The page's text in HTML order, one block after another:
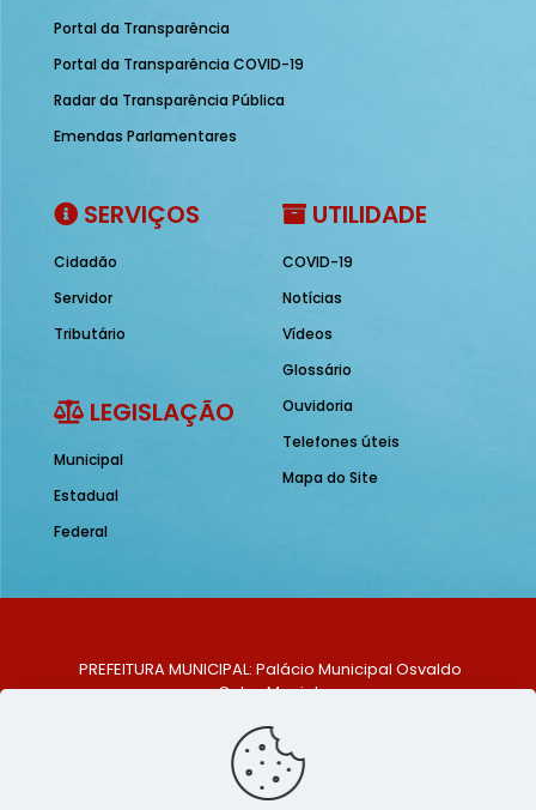
Portal da Transparência
Portal da Transparência COVID-19
Radar da Transparência Pública
Emendas Parlamentares
SERVIÇOS
Cidadão
Servidor
Tributário
LEGISLAÇÃO
Municipal
Estadual
Federal
UTILIDADE
COVID-19
Notícias
Vídeos
Glossário
Ouvidoria
Telefones úteis
Mapa do Site
PREFEITURA MUNICIPAL: Palácio Municipal Osvaldo
Celso Maciel
Centro, São Bento do Una - PE. CEP: 553370-128
TELEFONE: (81) 99548-1569
E-MAIL: ouvidoria@saobentodouna.pe.gov.br